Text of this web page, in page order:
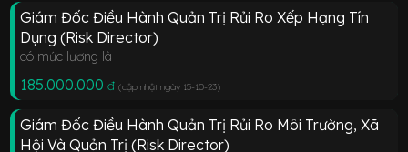
Giám Đốc Điều Hành Quản Trị Rủi Ro Xếp Hạng Tín
Dụng (Risk Director)
có mức lương là
185.000.000 đ (cập nhật ngày 15-10-23)
Giám Đốc Điều Hành Quản Trị Rủi Ro Môi Trường, Xã
Hội Và Quản Trị (Risk Director)